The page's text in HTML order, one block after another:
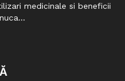
medicinale si beneficii